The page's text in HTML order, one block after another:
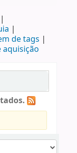
de tags
aquisição